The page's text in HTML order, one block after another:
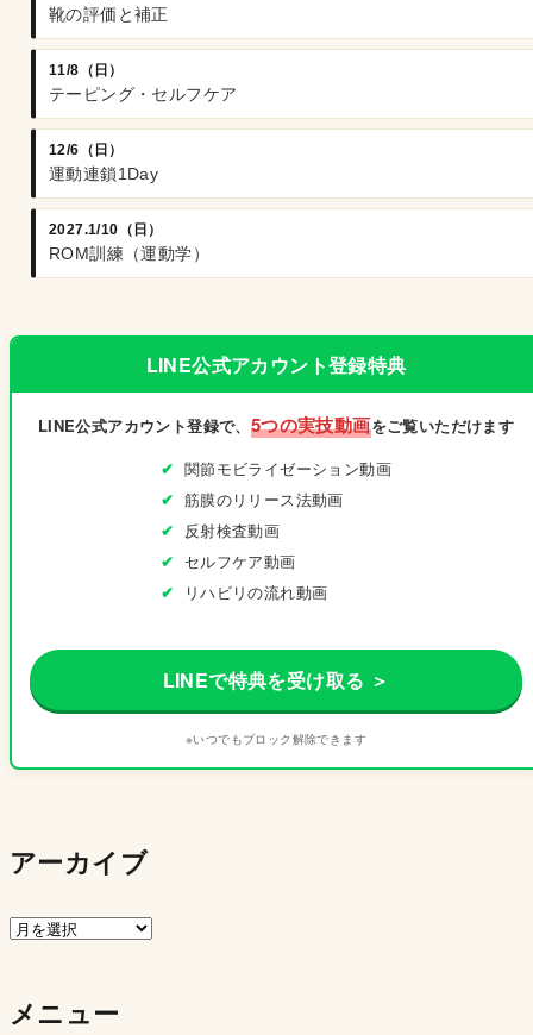
靴の評価と補正
11/8（日）
テーピング・セルフケア
12/6（日）
運動連鎖1Day
2027.1/10（日）
ROM訓練（運動学）
LINE公式アカウント登録特典
LINE公式アカウント登録で、 5つの実技動画をご覧いただけます
関節モビライゼーション動画
筋膜のリリース法動画
反射検査動画
セルフケア動画
リハビリの流れ動画
LINEで特典を受け取る ＞
※いつでもブロック解除できます
アーカイブ
ア
イ
メニュー